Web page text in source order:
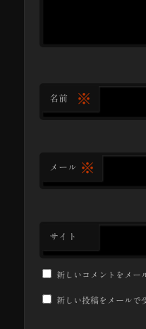
名前 ※
メール ※
サイト
新しいコメントをメー
新しい投稿をメールで